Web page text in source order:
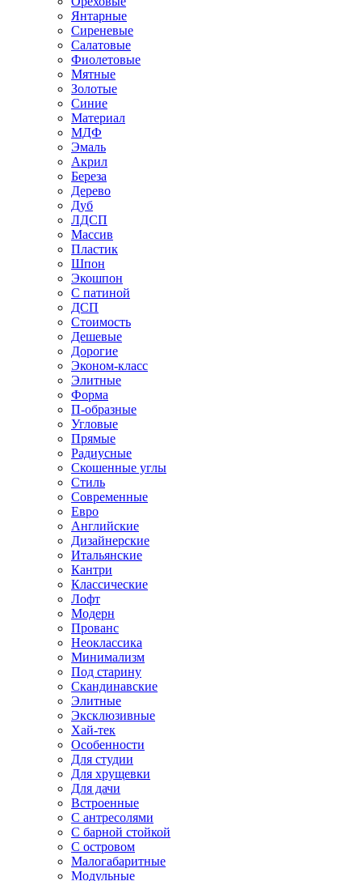
Янтарные
Сиреневые
Салатовые
Фиолетовые
Мятные
Золотые
Синие
Материал
МДФ
Эмаль
Акрил
Береза
Дерево
Дуб
ЛДСП
Массив
Пластик
Шпон
Экошпон
С патиной
ДСП
Стоимость
Дешевые
Дорогие
Эконом-класс
Элитные
Форма
П-образные
Угловые
Прямые
Радиусные
Скошенные углы
Стиль
Современные
Евро
Английские
Дизайнерские
Итальянские
Кантри
Классические
Лофт
Модерн
Прованс
Неоклассика
Минимализм
Под старину
Скандинавские
Элитные
Эксклюзивные
Хай-тек
Особенности
Для студии
Для хрущевки
Для дачи
Встроенные
С антресолями
С барной стойкой
С островом
Малогабаритные
Модульные